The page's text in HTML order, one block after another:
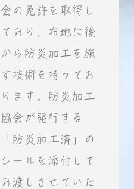
会の免許を取得し
ており、布地に後
から防炎加工を施
す技術を持ってお
ります。防炎加工
協会が発行する
「防炎加工済」の
シールを添付して
お渡しさせていた